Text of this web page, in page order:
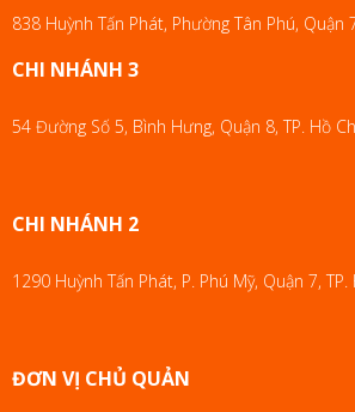
838 Huỳnh Tấn Phát, Phường Tân Phú, Quận
CHI NHÁNH 3
54 Đường Số 5, Bình Hưng, Quận 8, TP. Hồ
CHI NHÁNH 2
1290 Huỳnh Tấn Phát, P. Phú Mỹ, Quận 7,
ĐƠN VỊ CHỦ QUẢN